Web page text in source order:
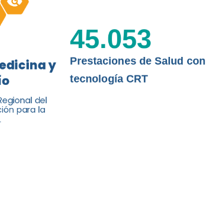
MDPA
y
del
para la
Prestaciones de Salud con
tecnología CRT
45.053